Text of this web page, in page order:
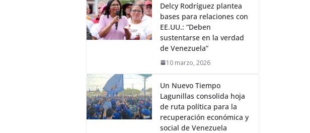
Delcy Rodríguez plantea
bases para relaciones con
EE.UU.: “Deben
sustentarse en la verdad
de Venezuela”
10 marzo, 2026
Un Nuevo Tiempo
Lagunillas consolida hoja
de ruta política para la
recuperación económica y
social de Venezuela